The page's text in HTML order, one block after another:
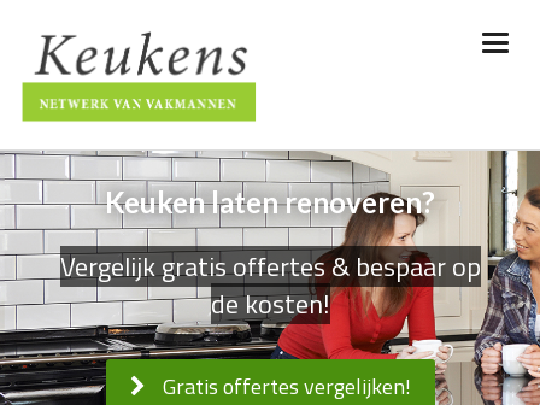
Keuken laten renoveren?
Vergelijk gratis offertes & bespaar op
de kosten!
Gratis offertes vergelijken!